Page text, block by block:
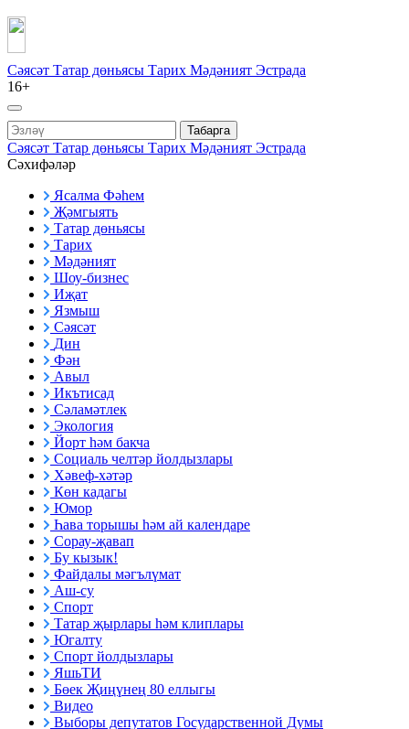
Сәясәт Татар дөньясы Тарих Мәдәният Эстрада
16+
Табарга
Сәясәт Татар дөньясы Тарих Мәдәният Эстрада
Сәхифәләр
Ясалма Фәһем
Җәмгыять
Татар дөньясы
Тарих
Мәдәният
Шоу-бизнес
Иҗат
Язмыш
Сәясәт
Дин
Фән
Авыл
Икътисад
Сәламәтлек
Экология
Йорт һәм бакча
Социаль челтәр йолдызлары
Хәвеф-хәтәр
Көн кадагы
Юмор
Һава торышы һәм ай календаре
Сорау-җавап
Бу кызык!
Файдалы мәгълүмат
Аш-су
Спорт
Татар җырлары һәм клиплары
Югалту
Спорт йолдызлары
ЯшьТИ
Бөек Җиңүнең 80 еллыгы
Видео
Выборы депутатов Государственной Думы